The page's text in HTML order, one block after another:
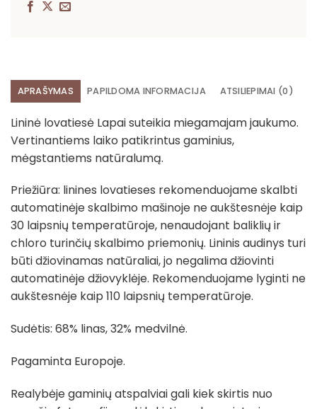
APRAŠYMAS PAPILDOMA INFORMACIJA ATSILIEPIMAI (0)
Lininė lovatiesė Lapai suteikia miegamajam jaukumo.
Vertinantiems laiko patikrintus gaminius,
mėgstantiems natūralumą.
Priežiūra: linines lovatieses rekomenduojame skalbti
automatinėje skalbimo mašinoje ne aukštesnėje kaip
30 laipsnių temperatūroje, nenaudojant baliklių ir
chloro turinčių skalbimo priemonių. Lininis audinys turi
būti džiovinamas natūraliai, jo negalima džiovinti
automatinėje džiovyklėje. Rekomenduojame lyginti ne
aukštesnėje kaip 110 laipsnių temperatūroje.
Sudėtis: 68% linas, 32% medvilnė.
Pagaminta Europoje.
Realybėje gaminių atspalviai gali kiek skirtis nuo